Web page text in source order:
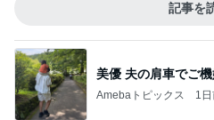
記事を
美優 夫の肩車でご
Amebaトピックス 1